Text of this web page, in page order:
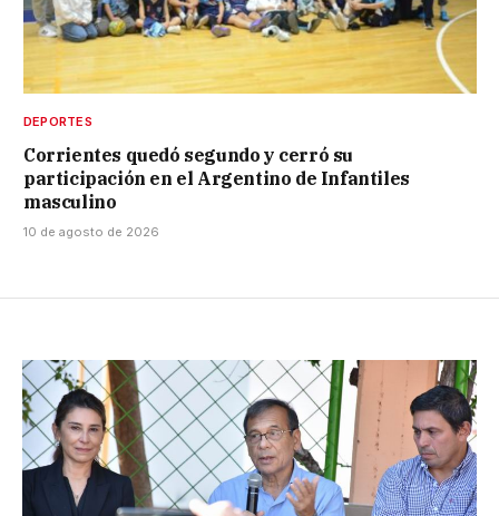
DEPORTES
Corrientes quedó segundo y cerró su
participación en el Argentino de Infantiles
masculino
10 de agosto de 2026